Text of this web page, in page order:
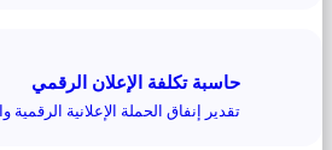
حاسبة تكلفة الإعلان الرقمي
تقدير إنفاق الحملة الإعلانية